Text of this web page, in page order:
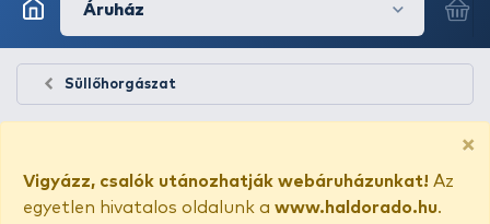
Áruház
Süllőhorgászat
×
Vigyázz, csalók utánozhatják webáruházunkat! Az
egyetlen hivatalos oldalunk a www.haldorado.hu.